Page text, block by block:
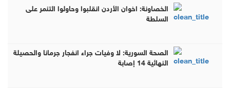
الخصاونة: اخوان الأردن انقلبوا وحاولوا التنمر على
السلطة
الصحة السورية: لا وفيات جراء انفجار جرمانا والحصيلة
النهائية 14 إصابة